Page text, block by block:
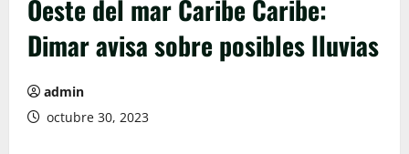
Oeste del mar Caribe Caribe:
Dimar avisa sobre posibles lluvias
admin
octubre 30, 2023